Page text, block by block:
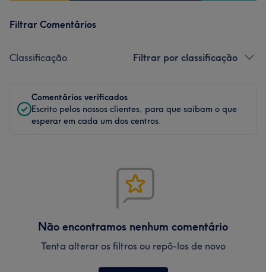
Filtrar Comentários
Classificação Filtrar por classificação
Comentários verificados
Escrito pelos nossos clientes, para que saibam o que
esperar em cada um dos centros.
Não encontramos nenhum comentário
Tenta alterar os filtros ou repô-los de novo